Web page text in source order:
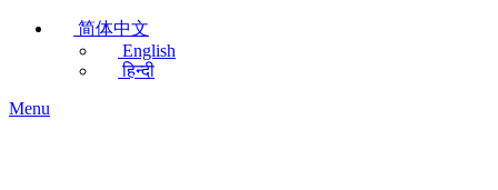
简体中文
English
हिन्दी
Menu